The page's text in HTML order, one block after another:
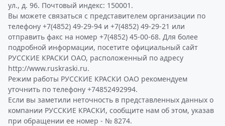
ул., д. 96. Почтовый индекс: 150001.
Вы можете связаться с представителем организации по
телефону +7(4852) 49-29-94 и +7(4852) 49-29-21 или
отправить факс на номер +7(4852) 45-00-68. Для более
подробной информации, посетите официальный сайт
РУССКИЕ КРАСКИ ОАО, расположенный по адресу
http://www.ruskraski.ru.
Режим работы РУССКИЕ КРАСКИ ОАО рекомендуем
уточнить по телефону +74852492994.
Если вы заметили неточность в представленных данных о
компании РУССКИЕ КРАСКИ, сообщите нам об этом, указав
при обращении ее номер - № 8274.